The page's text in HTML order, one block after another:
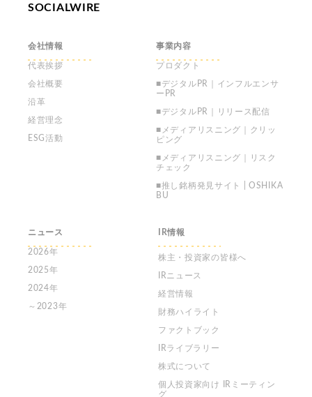
SOCIALWIRE
会社情報
代表挨拶
会社概要
沿革
経営理念
ESG活動
事業内容
プロダクト
■デジタルPR｜インフルエンサ
ーPR
■デジタルPR｜リリース配信
■メディアリスニング｜クリッ
ピング
■メディアリスニング｜リスク
チェック
■推し銘柄発見サイト | OSHIKA
BU
ニュース
2026年
2025年
2024年
～2023年
IR情報
株主・投資家の皆様へ
IRニュース
経営情報
財務ハイライト
ファクトブック
IRライブラリー
株式について
個人投資家向け
IRミーティン
グ